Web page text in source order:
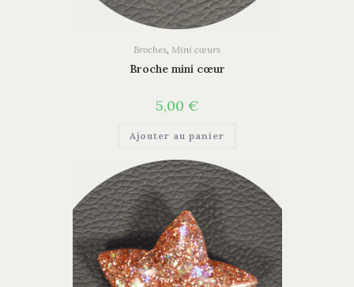
Broches, Mini cœurs
Broche mini cœur
5,00 €
Ajouter au panier